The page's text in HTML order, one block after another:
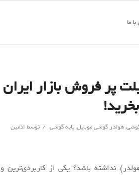
ما
پر فروش بازار ایران
,هولدر گوشی موبایل,پایه گوشی / توسط ادمین
نداشته باشد؟ یکی از کاربردی‌ترین و